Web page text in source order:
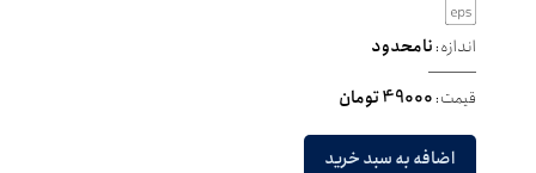
اندازه:نامحدود
قیمت:49000 تومان
اضافه به سبد خرید